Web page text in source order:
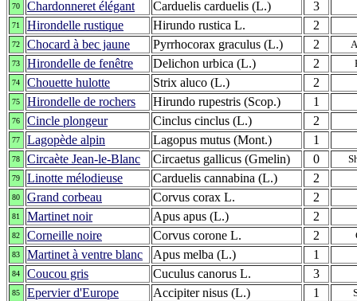
70 Chardonneret élégant Carduelis carduelis (L.) 3
71 Hirondelle rustique Hirundo rustica L. 2
72 Chocard à bec jaune Pyrrhocorax graculus (L.) 2
73 Hirondelle de fenêtre Delichon urbica (L.) 2
74 Chouette hulotte Strix aluco (L.) 2
75 Hirondelle de rochers Hirundo rupestris (Scop.) 1
76 Cincle plongeur Cinclus cinclus (L.) 2
77 Lagopède alpin Lagopus mutus (Mont.) 1
78 Circaète Jean-le-Blanc Circaetus gallicus (Gmelin) 0
79 Linotte mélodieuse Carduelis cannabina (L.) 2
80 Grand corbeau Corvus corax L. 2
81 Martinet noir Apus apus (L.) 2
82 Corneille noire Corvus corone L. 2
83 Martinet à ventre blanc Apus melba (L.) 1
84 Coucou gris Cuculus canorus L. 3
85 Epervier d'Europe Accipiter nisus (L.) 1